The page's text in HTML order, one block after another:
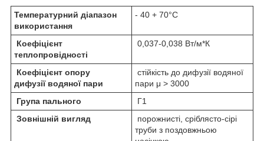
Температурний діапазон
використання
- 40 + 70°С
Коефіцієнт
теплопровідності
0,037-0,038 Вт/м*К
Коефіцієнт опору
дифузії водяної пари
стійкість до дифузії водяної
пари μ > 3000
Група пального
Г1
Зовнішній вигляд
порожнисті, сріблясто-сірі
труби з поздовжньою